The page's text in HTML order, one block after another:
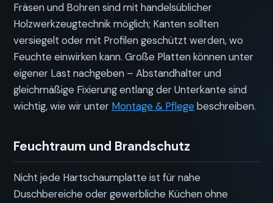
Fräsen und Bohren sind mit handelsüblicher
Holzwerkzeugtechnik möglich; Kanten sollten
versiegelt oder mit Profilen geschützt werden, wo
Feuchte einwirken kann. Große Platten können unter
eigener Last nachgeben – Abstandhalter und
gleichmäßige Fixierung entlang der Unterkante sind
wichtig, wie wir unter Montage & Pflegebeschreiben.
Feuchtraum und Brandschutz
Nicht jede Hartschaumplatte ist für nahe
Duschbereiche oder gewerbliche Küchen ohne